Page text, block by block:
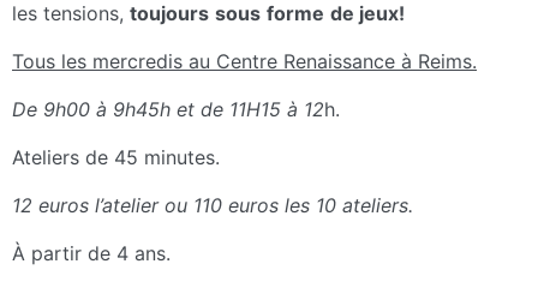
les tensions, toujours sous forme de jeux!
Tous les mercredis au Centre Renaissance à Reims.
De 9h00 à 9h45h et de 11H15 à 12h.
Ateliers de 45 minutes.
12 euros l’atelier ou 110 euros les 10 ateliers.
À partir de 4 ans.